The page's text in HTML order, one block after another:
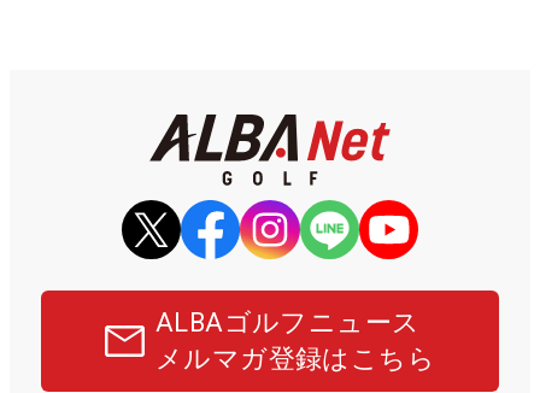
ALBAゴルフニュース
メルマガ登録はこちら